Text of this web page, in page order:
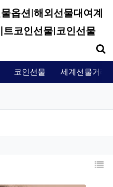
옵션|해외선물대여계
코인선물|코인선물
코인선물 세계선물거래
목